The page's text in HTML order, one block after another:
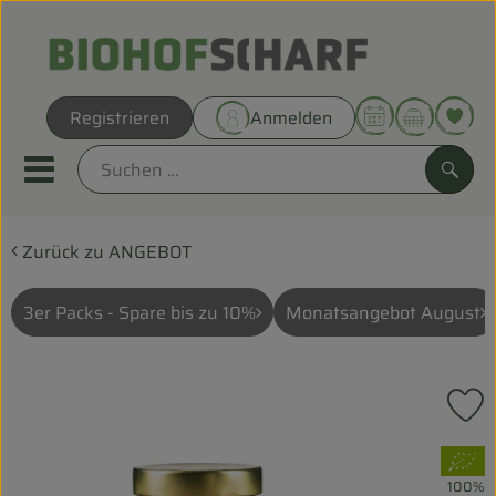
Registrieren Anmelden
Mobiles Menu öffnen oder
Direkt vom Hof
Biokörbe
Zurück zu ANGEBOT
3er Packs - Spare bis zu 10% Monatsangebot August
, Verband:
100%